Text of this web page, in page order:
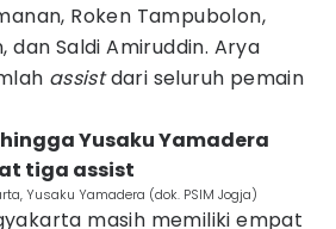
Roken Tampubolon,
dan Saldi Amiruddin. Arya
assistdari seluruh pemain
Yusaku Yamadera
tiga assist
Yusaku Yamadera (dok. PSIM Jogja)
masih memiliki empat